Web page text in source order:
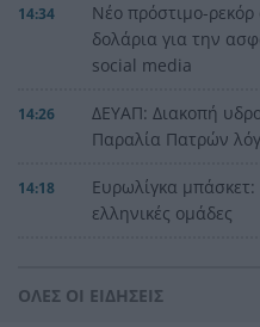
14:34
Νέο πρόστιμο-
δολάρια για την
social media
14:26
ΔΕΥΑΠ: Διακοπή
Παραλία Πατρών
14:18
Ευρωλίγκα
ελληνικές ομάδες
κλιματική κρίση και
ΟΛΕΣ ΟΙ ΕΙΔΗΣΕΙΣ